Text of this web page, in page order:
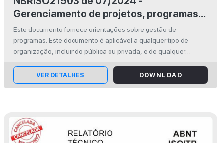
Gerenciamento de projetos, programas e
portfólios — Orientações sobre gestão
de programas
Este documento fornece orientações sobre gestão de
programas. Este documento é aplicável a qualquer tipo de
organização, incluindo pública ou privada, e de qualquer
termos de complexidade. This d...
VER DETALHES DOWNLOAD